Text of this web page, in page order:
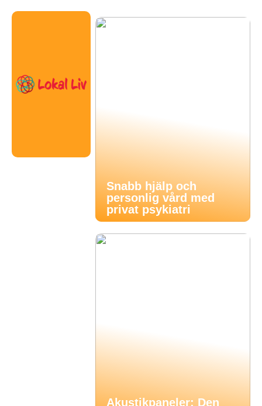
Snabb hjälp och
personlig vård med
privat psykiatri
Akustikpaneler: Den